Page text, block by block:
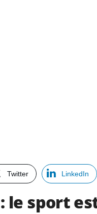
Twitter LinkedIn
: le sport